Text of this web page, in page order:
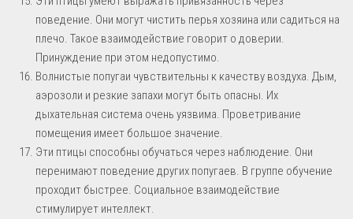
поведение. Они могут чистить перья хозяина или садиться на
плечо. Такое взаимодействие говорит о доверии.
Принуждение при этом недопустимо.
Волнистые попугаи чувствительны к качеству воздуха. Дым,
аэрозоли и резкие запахи могут быть опасны. Их
дыхательная система очень уязвима. Проветривание
помещения имеет большое значение.
Эти птицы способны обучаться через наблюдение. Они
перенимают поведение других попугаев. В группе обучение
проходит быстрее. Социальное взаимодействие
стимулирует интеллект.